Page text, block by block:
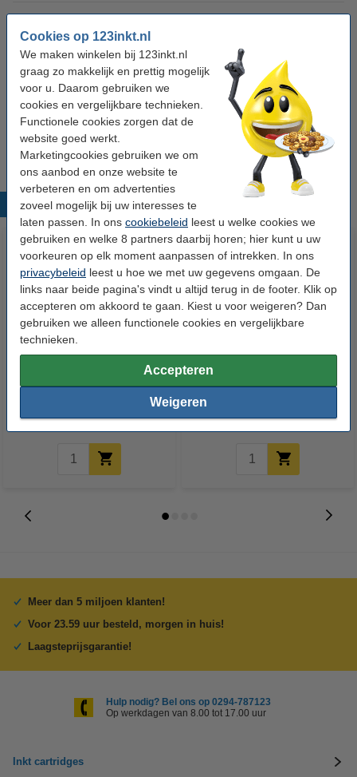
Cookies op 123inkt.nl
We maken winkelen bij 123inkt.nl
graag zo makkelijk en prettig mogelijk
voor u. Daarom gebruiken we
cookies en vergelijkbare technieken.
Functionele cookies zorgen dat de
website goed werkt.
Marketingcookies gebruiken we om
ons aanbod en onze website te
verbeteren en om advertenties
zoveel mogelijk bij uw interesses te
laten passen. In ons cookiebeleid leest u welke cookies we
gebruiken en welke 8 partners daarbij horen; hier kunt u uw
voorkeuren op elk moment aanpassen of intrekken. In ons
privacybeleid leest u hoe we met uw gegevens omgaan. De
links naar beide pagina's vindt u altijd terug in de footer. Klik op
accepteren om akkoord te gaan. Kiest u voor weigeren? Dan
gebruiken we alleen functionele cookies en vergelijkbare
technieken.
Accepteren
Weigeren
Nummer: L0R12A
Wij adviseren u om deze cartridge i.p.v. de originele cartridge te
nemen.
Populaire producten
123inkt huismerk vervangt HP
981A (J3M70A) inktcartridge
geel
123inkt huismerk vervangt HP
981X (L0R09A) inktcartridge
cyaan hoge capaciteit
Meer dan 5 miljoen klanten!
Voor 23.59 uur besteld, morgen in huis!
Laagsteprijsgarantie!
Hulp nodig? Bel ons op 0294-787123
Op werkdagen van 8.00 tot 17.00 uur
Inkt cartridges